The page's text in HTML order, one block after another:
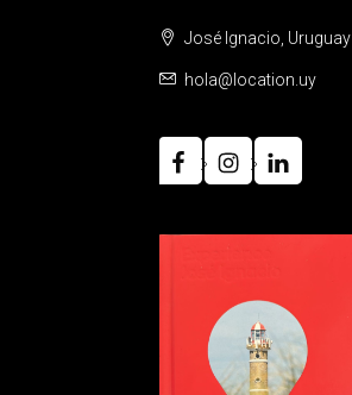
José Ignacio, Uruguay
hola@location.uy